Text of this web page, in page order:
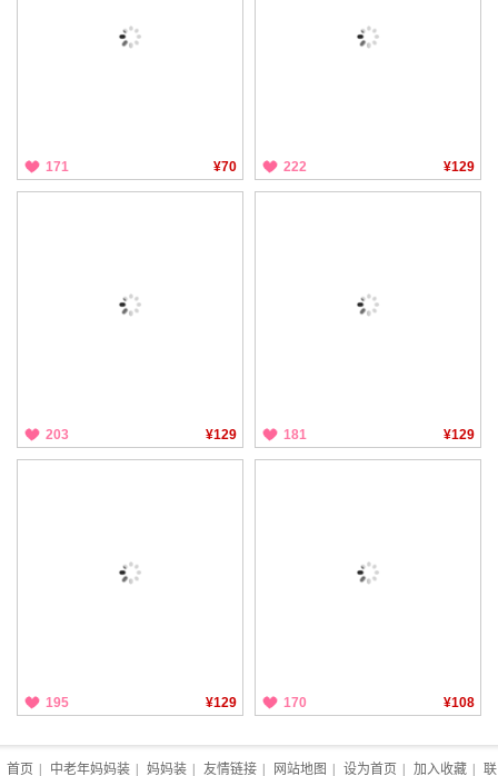
171 ¥70 222 ¥129
203 ¥129 181 ¥129
195 ¥129 170 ¥108
首页 中老年妈妈装 妈妈装 友情链接 网站地图 设为首页 加入收藏 联